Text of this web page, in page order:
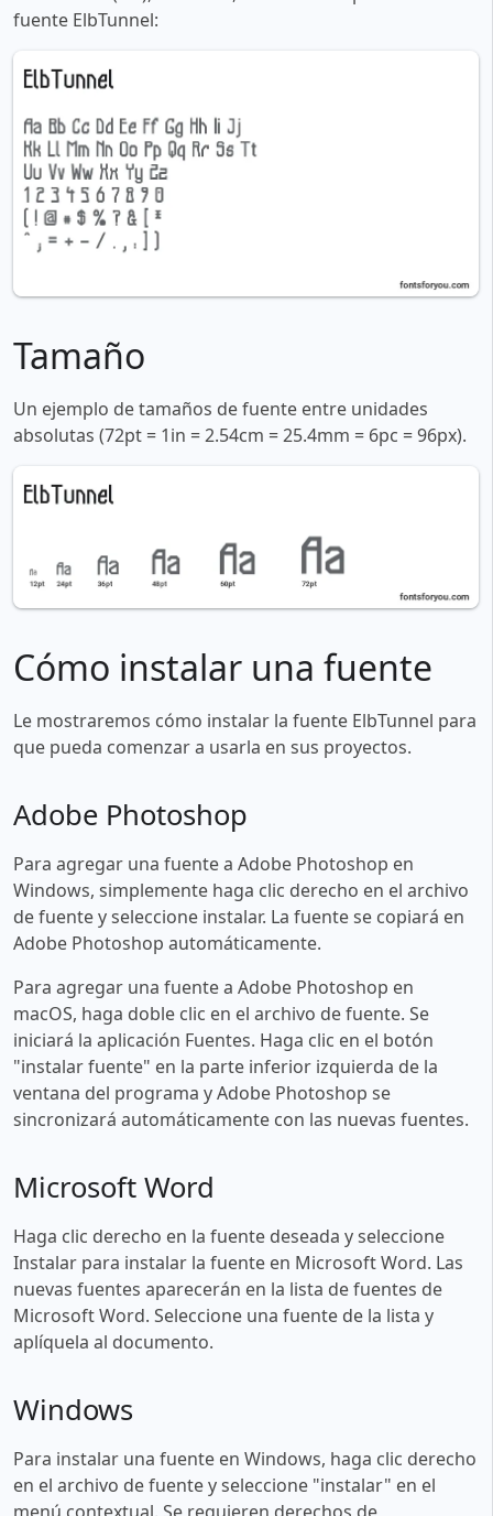
fuente ElbTunnel:
Tamaño
Un ejemplo de tamaños de fuente entre unidades
absolutas (72pt = 1in = 2.54cm = 25.4mm = 6pc = 96px).
Cómo instalar una fuente
Le mostraremos cómo instalar la fuente ElbTunnel para
que pueda comenzar a usarla en sus proyectos.
Adobe Photoshop
Para agregar una fuente a Adobe Photoshop en
Windows, simplemente haga clic derecho en el archivo
de fuente y seleccione instalar. La fuente se copiará en
Adobe Photoshop automáticamente.
Para agregar una fuente a Adobe Photoshop en
macOS, haga doble clic en el archivo de fuente. Se
iniciará la aplicación Fuentes. Haga clic en el botón
"instalar fuente" en la parte inferior izquierda de la
ventana del programa y Adobe Photoshop se
sincronizará automáticamente con las nuevas fuentes.
Microsoft Word
Haga clic derecho en la fuente deseada y seleccione
Instalar para instalar la fuente en Microsoft Word. Las
nuevas fuentes aparecerán en la lista de fuentes de
Microsoft Word. Seleccione una fuente de la lista y
aplíquela al documento.
Windows
Para instalar una fuente en Windows, haga clic derecho
en el archivo de fuente y seleccione "instalar" en el